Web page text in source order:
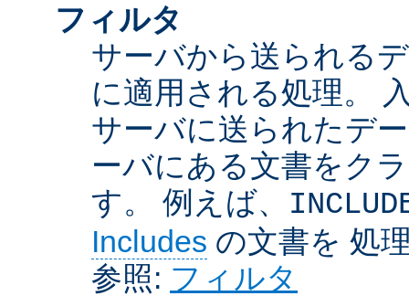
フィルタ
サーバから送られる
に適用される処理。
サーバに送られたデ
ーバにある文書をク
す。 例えば、
Includes の文書を 処
参照: フィルタ